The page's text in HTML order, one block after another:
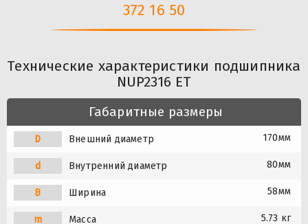
372 16 50
Технические характеристики подшипника
NUP2316 ET
Габаритные размеры
D Внешний диаметр 170мм
d Внутренний диаметр 80мм
B Ширина 58мм
m Масса 5.73 кг